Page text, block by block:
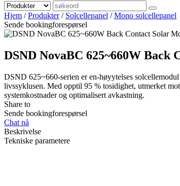
Hjem /Produkter/ Solcellepanel /Mono solcellepanel
Sende bookingforespørsel
DSND NovaBC 625~660W Back
DSND 625~660-serien er en-høyytelses
livssyklusen. Med opptil 95 % tosidighet, utmerket
systemkostnader og optimalisert avkastning.
Share to
Sende bookingforespørsel
Chat nå
Beskrivelse
Tekniske parametere